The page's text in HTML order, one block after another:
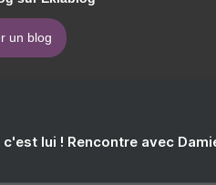
un blog
lui ! Rencontre avec